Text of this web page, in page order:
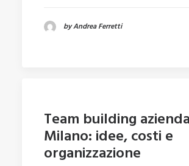
by Andrea Ferretti
Team building
Milano: idee, costi e
organizzazione